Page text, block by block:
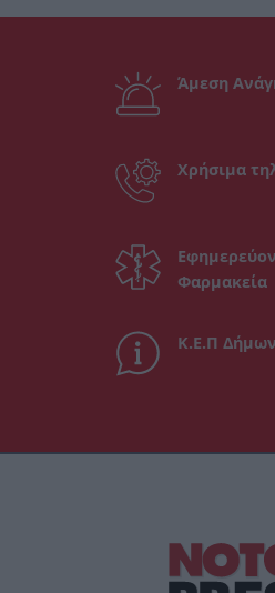
Άμεση
Χρήσιμα
Φαρμακεία
Κ.Ε.Π Δήμων